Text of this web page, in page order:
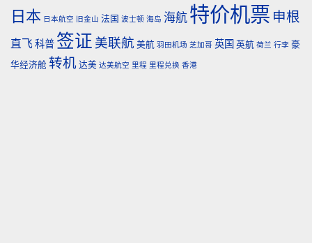
日本 日本航空 旧金山 法国 波士顿 海岛 海航特价机票 申根
直飞 科普 签证 美联航 美航 羽田机场 芝加哥 英国 英航 荷兰 行李 豪
华经济舱 转机达美 达美航空 里程 里程兑换 香港